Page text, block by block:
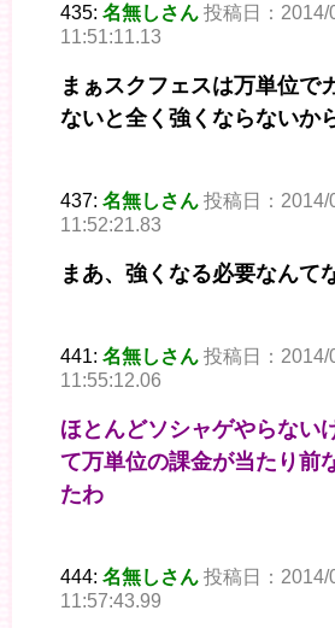
435: 名無しさん 投稿日：2014/
11:51:11.13
まぁスクフェスは万単位で
ないと全く強くならないか
437: 名無しさん 投稿日：2014/
11:52:21.83
まあ、強くなる必要なんて
441: 名無しさん 投稿日：2014/
11:55:12.06
ほとんどソシャゲやらない
て万単位の課金が当たり前
たわ
444: 名無しさん 投稿日：2014/
11:57:43.99